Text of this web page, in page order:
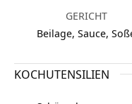
GERICHT
Beilage, Sauce,
KOCHUTENSILIEN